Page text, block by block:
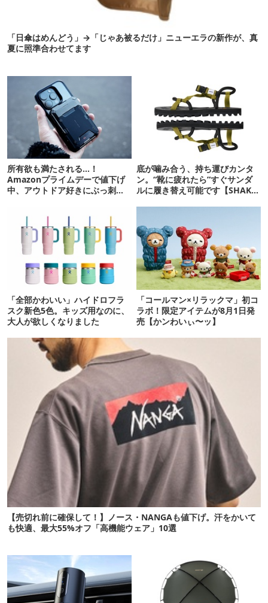
「日傘はめんどう」→「じゃあ被るだけ」ニューエラの新作が、真
夏に照準合わせてます
所有欲も満たされる…！
Amazonプライムデーで値下げ
中、アウトドア好きにぶっ刺さ
底が噛み合う、持ち運びカンタ
ン。“靴に疲れたら”すぐサンダ
ルに履き替え可能です【SHAKA
「全部かわいい」ハイドロフラ
スク新色5色。キッズ用なのに、
大人が欲しくなりました
「コールマン×リラックマ」初コ
ラボ！限定アイテムが8月1日発
売【かンわいぃ〜ッ】
【売切れ前に確保して！】ノース・NANGAも値下げ。汗をかいて
も快適、最大55%オフ「高機能ウェア」10選